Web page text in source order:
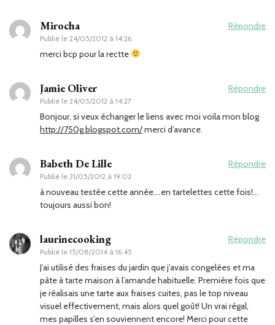
Mirocha
Publié le 24/05/2012 à 14:26
Répondre
merci bcp pour la rectte
Jamie Oliver
Publié le 24/05/2012 à 14:27
Répondre
Bonjour, si veux échanger le liens avec moi voila mon blog
http://750g.blogspot.com/merci d’avance.
Babeth De Lille
Publié le 31/05/2012 à 19:02
Répondre
à nouveau testée cette année….en tartelettes cette fois!…
toujours aussi bon!
laurinecooking
Publié le 15/08/2014 à 16:45
Répondre
J’ai utilisé des fraises du jardin que j’avais congelées et ma
pâte à tarte maison à l’amande habituelle. Première fois que
je réalisais une tarte aux fraises cuites, pas le top niveau
visuel effectivement, mais alors quel goût! Un vrai régal,
mes papilles s’en souviennent encore! Merci pour cette